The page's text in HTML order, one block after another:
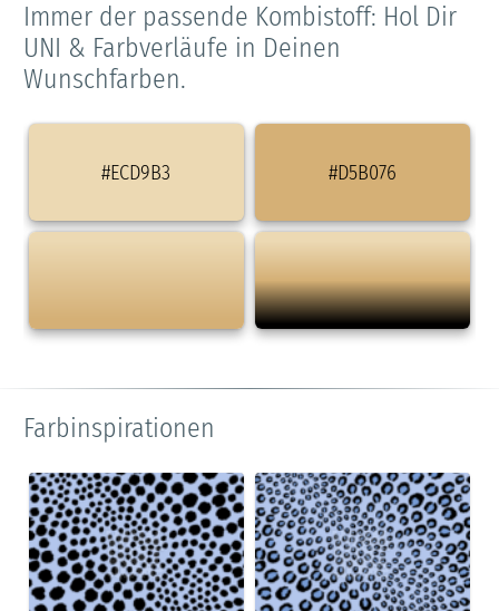
Immer der passende Kombistoff: Hol Dir
UNI & Farbverläufe in Deinen
Wunschfarben.
#ECD9B3 #D5B076
Farbinspirationen